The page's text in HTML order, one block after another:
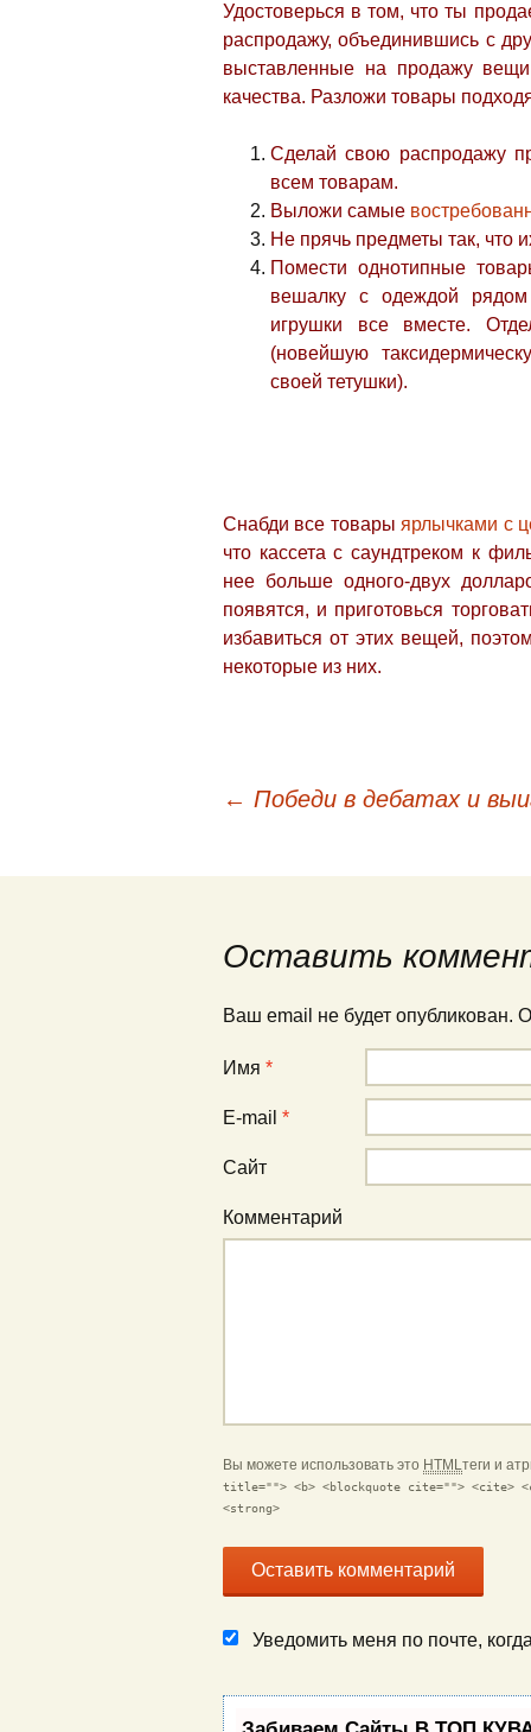
Удостоверься в том, что ты
распродажу, объединившись с
выставленные на продажу
качества. Разложи товары
Сделай свою распродажу
всем товарам.
Выложи самые
Не прячь предметы так, что
Помести однотипные
вешалку с одеждой
игрушки все вместе.
(новейшую
своей тетушки).
Снабди все товары ярлычками с
что кассета с саундтреком к
нее больше одного-двух
появятся, и приготовься
избавиться от этих вещей,
некоторые из них.
Навигация по
← Победи в дебатах и
Оставить
Ваш email не будет опубликован.
Имя *
E-mail *
Сайт
Комментарий
Вы можете использовать это HTMLтеги и
title=""> <b> <blockquote cite=""> <cite>
<strong>
Уведомить меня по почте,